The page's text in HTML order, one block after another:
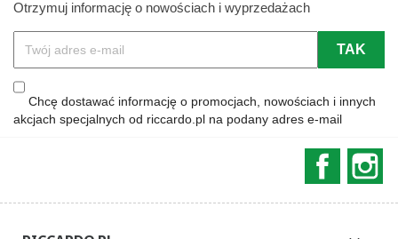
Otrzymuj informację o nowościach i wyprzedażach
Chcę dostawać informację o promocjach, nowościach i innych
akcjach specjalnych od riccardo.pl na podany adres e-mail